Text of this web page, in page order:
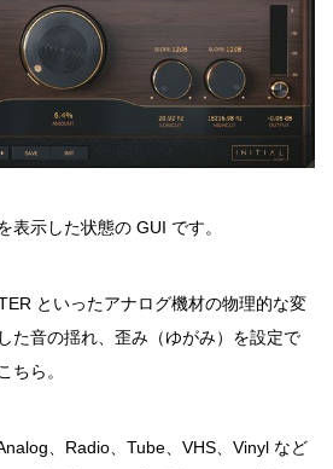
表示した状態の GUI です。
といったアナログ機材の物理的な変
た音の揺れ、歪み（ゆがみ）を設定で
ちら。
、Radio、Tube、VHS、Vinyl など